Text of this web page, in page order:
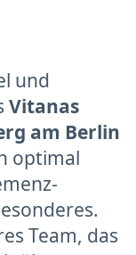
und
Vitanas
am Berlin
optimal
Team, das